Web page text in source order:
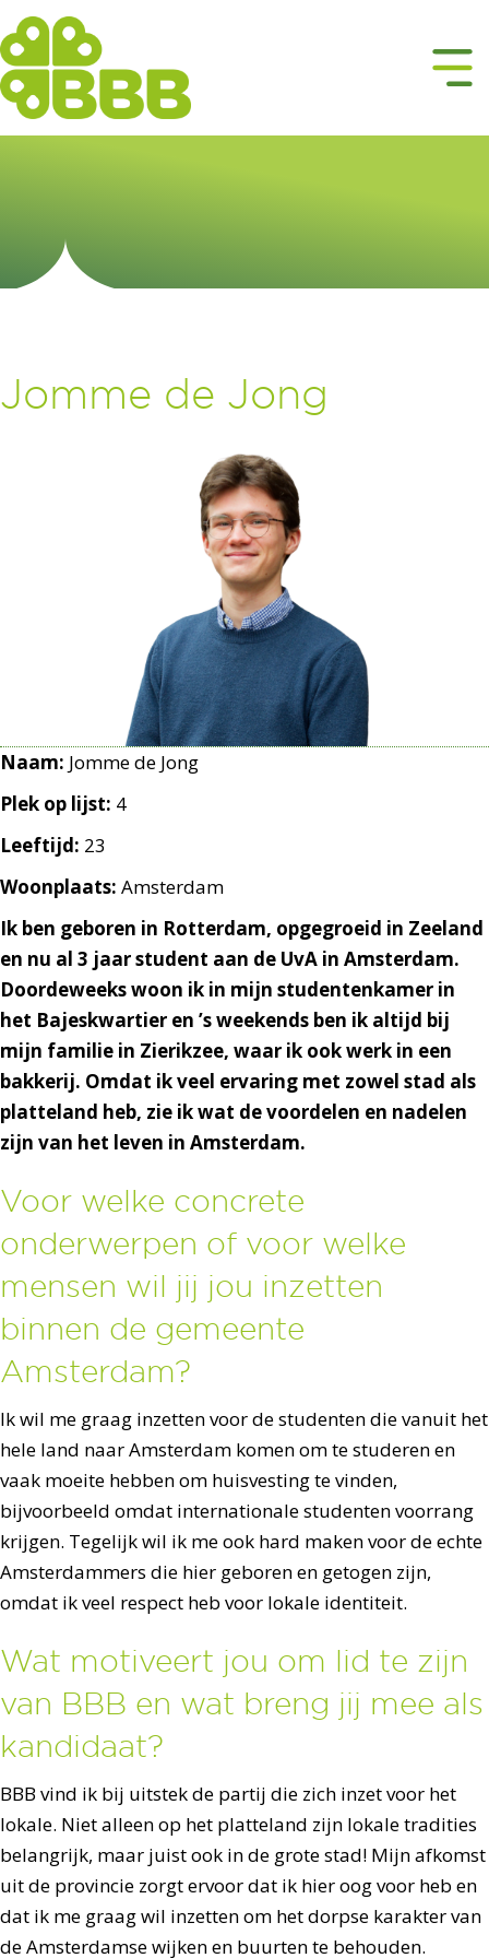
Jomme de Jong
Ik ben geboren in Rotterdam, opgegroeid in Zeeland
en nu al 3 jaar student aan de UvA in Amsterdam.
Doordeweeks woon ik in mijn studentenkamer in
het Bajeskwartier en ’s weekends ben ik altijd bij
mijn familie in Zierikzee, waar ik ook werk in een
bakkerij. Omdat ik veel ervaring met zowel stad als
platteland heb, zie ik wat de voordelen en nadelen
zijn van het leven in Amsterdam.
Voor welke concrete
onderwerpen of voor welke
mensen wil jij jou inzetten
binnen de gemeente
Amsterdam?
Ik wil me graag inzetten voor de studenten die vanuit het
hele land naar Amsterdam komen om te studeren en
vaak moeite hebben om huisvesting te vinden,
bijvoorbeeld omdat internationale studenten voorrang
krijgen. Tegelijk wil ik me ook hard maken voor de echte
Amsterdammers die hier geboren en getogen zijn,
omdat ik veel respect heb voor lokale identiteit.
Wat motiveert jou om lid te zijn
van BBB en wat breng jij mee als
kandidaat?
BBB vind ik bij uitstek de partij die zich inzet voor het
lokale. Niet alleen op het platteland zijn lokale tradities
belangrijk, maar juist ook in de grote stad! Mijn afkomst
uit de provincie zorgt ervoor dat ik hier oog voor heb en
dat ik me graag wil inzetten om het dorpse karakter van
de Amsterdamse wijken en buurten te behouden.
Naam: Jomme de Jong
Plek op lijst: 4
Leeftijd: 23
Woonplaats: Amsterdam